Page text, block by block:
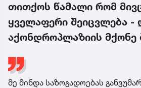
თითქოს წამალი რომ
ყველაფერი შეიცვლება -
აქონდროპლაზიის მქონე
მე მინდა საზოგადოებას